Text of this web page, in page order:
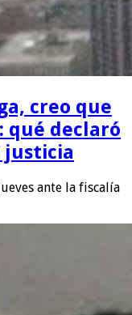
creo que
qué declaró
justicia
ante la fiscalía